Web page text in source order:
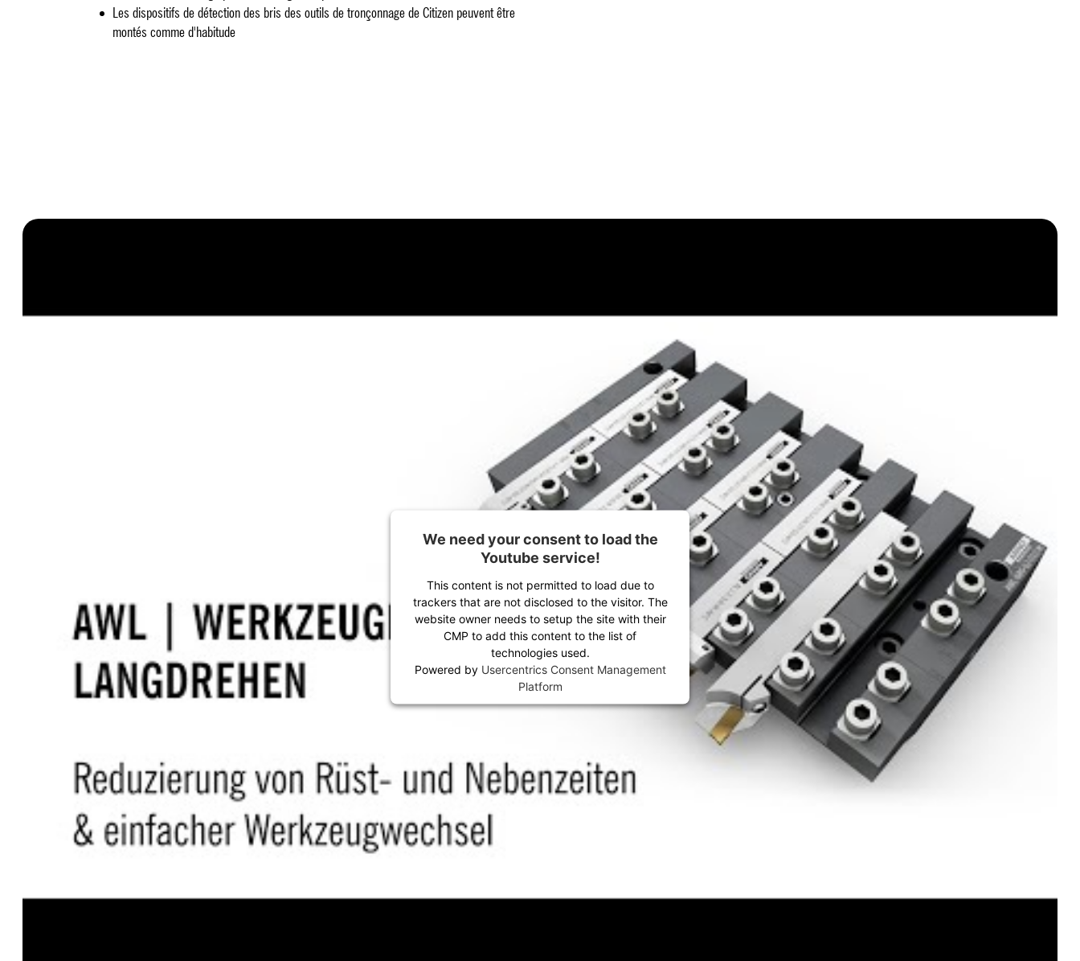
Les dispositifs de détection des bris des outils de tronçonnage de Citizen peuvent être
montés comme d'habitude
We need your consent to load the
Youtube service!
This content is not permitted to load due to
trackers that are not disclosed to the visitor. The
website owner needs to setup the site with their
CMP to add this content to the list of
technologies used.
Powered by Usercentrics Consent Management
Platform